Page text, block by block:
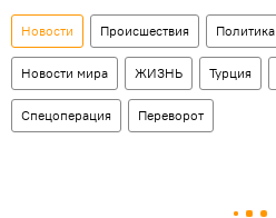
Новости Происшествия Политика
Новости мира ЖИЗНЬ Турция
Спецоперация Переворот